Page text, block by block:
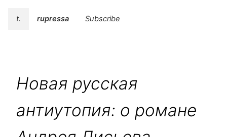
t. rupressa Subscribe
Новая русская
антиутопия: о романе